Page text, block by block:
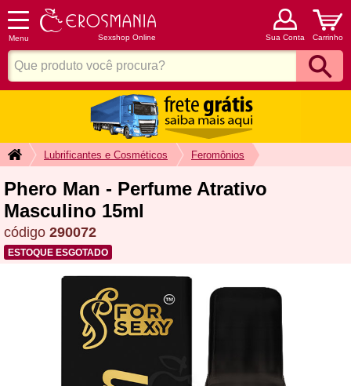
Menu Sexshop Online Sua Conta Carrinho
Lubrificantes e Cosméticos Feromônios
Phero Man - Perfume Atrativo
Masculino 15ml
código 290072
ESTOQUE ESGOTADO